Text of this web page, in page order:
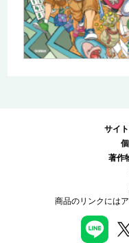
サイ
著作
商品のリンクには